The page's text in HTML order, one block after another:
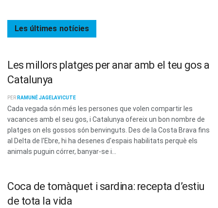
Les últimes notícies
Les millors platges per anar amb el teu gos a
Catalunya
PER RAMUNÉ JAGELAVICUTE
Cada vegada són més les persones que volen compartir les
vacances amb el seu gos, i Catalunya ofereix un bon nombre de
platges on els gossos són benvinguts. Des de la Costa Brava fins
al Delta de l'Ebre, hi ha desenes d'espais habilitats perquè els
animals puguin córrer, banyar-se i...
Coca de tomàquet i sardina: recepta d’estiu
de tota la vida